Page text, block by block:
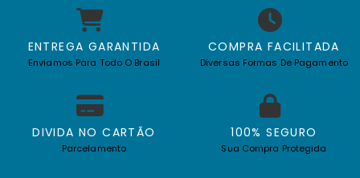
ENTREGA GARANTIDA
Enviamos Para Todo O Brasil
COMPRA FACILITADA
Diversas Formas De Pagamento
DIVIDA NO CARTÃO
Parcelamento
100% SEGURO
Sua Compra Protegida